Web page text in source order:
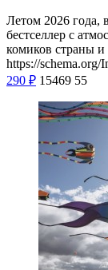
Летом 2026 года,
бестселлер с
комиков страны
https://schema.org/
290 ₽ 15469 55